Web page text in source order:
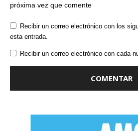
próxima vez que comente
Recibir un correo electrónico con los
esta entrada.
Recibir un correo electrónico con cada